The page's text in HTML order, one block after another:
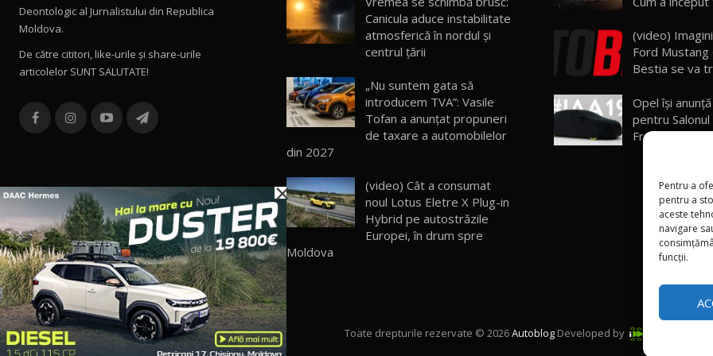
Pentru a
pentru a
aceste
navigare
funcții.
Deontologic al Jurnalistului din Republica
Moldova.
De către cititori, like-urile şi share-urile
articolelor SUNT SALUTATE!
Canicula aduce instabilitate
atmosferică în nordul și
centrul țării
„Nu suntem gata să
introducem TVA”: Vasile
Tofan a anunțat propuneri
de taxare a automobilelor
din 2027
(video) Cât a consumat
noul Lotus Eletre X Plug-in
Hybrid pe autostrăzile
Europei, în drum spre
Moldova
(video)
Ford Mustang
Bestia se va
Opel îşi
pentru
Frankfurt
Toate drepturile rezervate © 2026Autoblog Developed by
×